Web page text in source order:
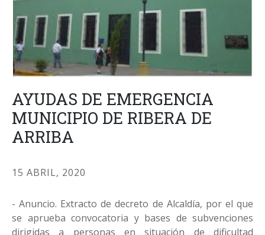
AYUDAS DE EMERGENCIA
MUNICIPIO DE RIBERA DE
ARRIBA
15 ABRIL, 2020
- Anuncio. Extracto de decreto de Alcaldía, por el que
se aprueba convocatoria y bases de subvenciones
dirigidas a personas en situación de dificultad